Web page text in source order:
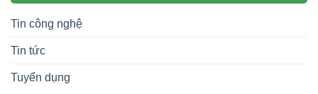
Tin công nghệ
Tin tức
Tuyển dụng